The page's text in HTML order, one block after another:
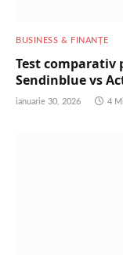
BUSINESS & FINANȚE
Test
Sendinblue vs
ianuarie 30, 2026 4